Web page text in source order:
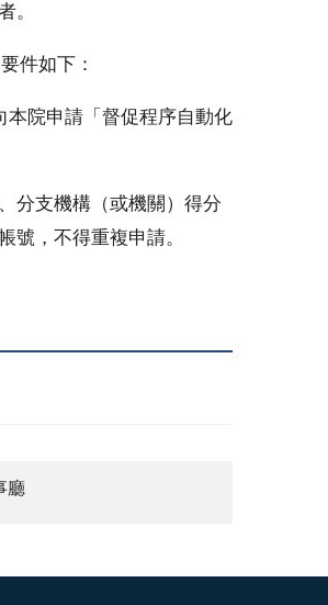
。
件如下：
本院申請「督促程序自動化
分支機構（或機關）得分
號，不得重複申請。
廳